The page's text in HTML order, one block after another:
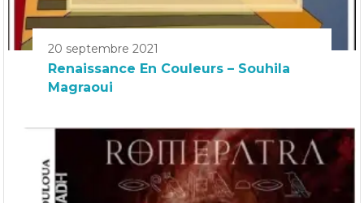
20 septembre 2021
Renaissance En Couleurs – Souhila
Magraoui